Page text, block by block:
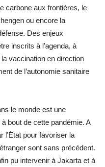
carbone aux frontières, le
ou encore la
Des enjeux
inscrits à l’agenda, à
vaccination en direction
de l’autonomie sanitaire
le monde est une
bout de cette pandémie. A
l’État pour favoriser la
sont sans précédent.
pu intervenir à Jakarta et à